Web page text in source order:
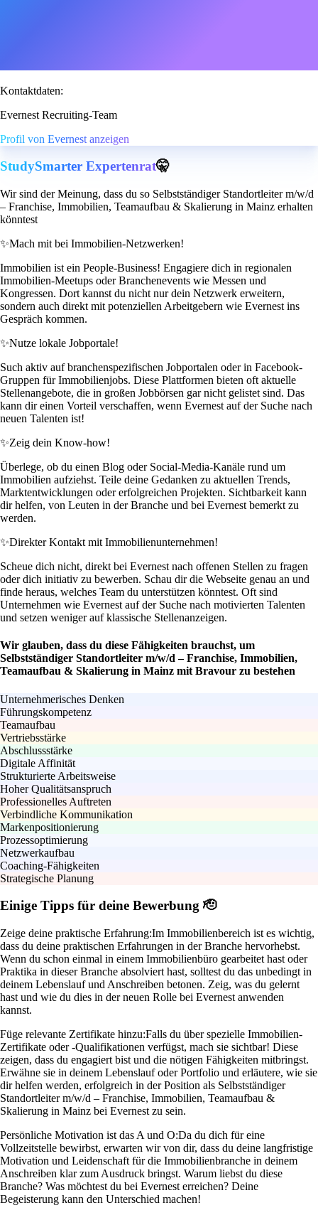
Kontaktdaten:
Evernest Recruiting-Team
Profil von Evernest anzeigen
StudySmarter Expertenrat🤫
Wir sind der Meinung, dass du so Selbstständiger Standortleiter m/w/d
– Franchise, Immobilien, Teamaufbau & Skalierung in Mainz erhalten
könntest
✨Mach mit bei Immobilien-Netzwerken!
Immobilien ist ein People-Business! Engagiere dich in regionalen
Immobilien-Meetups oder Branchenevents wie Messen und
Kongressen. Dort kannst du nicht nur dein Netzwerk erweitern,
sondern auch direkt mit potenziellen Arbeitgebern wie Evernest ins
Gespräch kommen.
✨Nutze lokale Jobportale!
Such aktiv auf branchenspezifischen Jobportalen oder in Facebook-
Gruppen für Immobilienjobs. Diese Plattformen bieten oft aktuelle
Stellenangebote, die in großen Jobbörsen gar nicht gelistet sind. Das
kann dir einen Vorteil verschaffen, wenn Evernest auf der Suche nach
neuen Talenten ist!
✨Zeig dein Know-how!
Überlege, ob du einen Blog oder Social-Media-Kanäle rund um
Immobilien aufziehst. Teile deine Gedanken zu aktuellen Trends,
Marktentwicklungen oder erfolgreichen Projekten. Sichtbarkeit kann
dir helfen, von Leuten in der Branche und bei Evernest bemerkt zu
werden.
✨Direkter Kontakt mit Immobilienunternehmen!
Scheue dich nicht, direkt bei Evernest nach offenen Stellen zu fragen
oder dich initiativ zu bewerben. Schau dir die Webseite genau an und
finde heraus, welches Team du unterstützen könntest. Oft sind
Unternehmen wie Evernest auf der Suche nach motivierten Talenten
und setzen weniger auf klassische Stellenanzeigen.
Wir glauben, dass du diese Fähigkeiten brauchst, um
Selbstständiger Standortleiter m/w/d – Franchise, Immobilien,
Teamaufbau & Skalierung in Mainz mit Bravour zu bestehen
Unternehmerisches Denken
Führungskompetenz
Teamaufbau
Vertriebsstärke
Abschlussstärke
Digitale Affinität
Strukturierte Arbeitsweise
Hoher Qualitätsanspruch
Professionelles Auftreten
Verbindliche Kommunikation
Markenpositionierung
Prozessoptimierung
Netzwerkaufbau
Coaching-Fähigkeiten
Strategische Planung
Einige Tipps für deine Bewerbung 🫡
Zeige deine praktische Erfahrung:Im Immobilienbereich ist es wichtig,
dass du deine praktischen Erfahrungen in der Branche hervorhebst.
Wenn du schon einmal in einem Immobilienbüro gearbeitet hast oder
Praktika in dieser Branche absolviert hast, solltest du das unbedingt in
deinem Lebenslauf und Anschreiben betonen. Zeig, was du gelernt
hast und wie du dies in der neuen Rolle bei Evernest anwenden
kannst.
Füge relevante Zertifikate hinzu:Falls du über spezielle Immobilien-
Zertifikate oder -Qualifikationen verfügst, mach sie sichtbar! Diese
zeigen, dass du engagiert bist und die nötigen Fähigkeiten mitbringst.
Erwähne sie in deinem Lebenslauf oder Portfolio und erläutere, wie sie
dir helfen werden, erfolgreich in der Position als Selbstständiger
Standortleiter m/w/d – Franchise, Immobilien, Teamaufbau &
Skalierung in Mainz bei Evernest zu sein.
Persönliche Motivation ist das A und O:Da du dich für eine
Vollzeitstelle bewirbst, erwarten wir von dir, dass du deine langfristige
Motivation und Leidenschaft für die Immobilienbranche in deinem
Anschreiben klar zum Ausdruck bringst. Warum liebst du diese
Branche? Was möchtest du bei Evernest erreichen? Deine
Begeisterung kann den Unterschied machen!